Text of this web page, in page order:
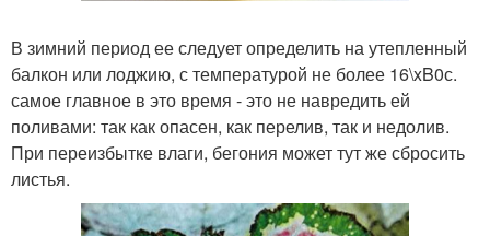
В зимний период ее следует определить на утепленный
балкон или лоджию, с температурой не более 16\xB0с.
самое главное в это время - это не навредить ей
поливами: так как опасен, как перелив, так и недолив.
При переизбытке влаги, бегония может тут же сбросить
листья.